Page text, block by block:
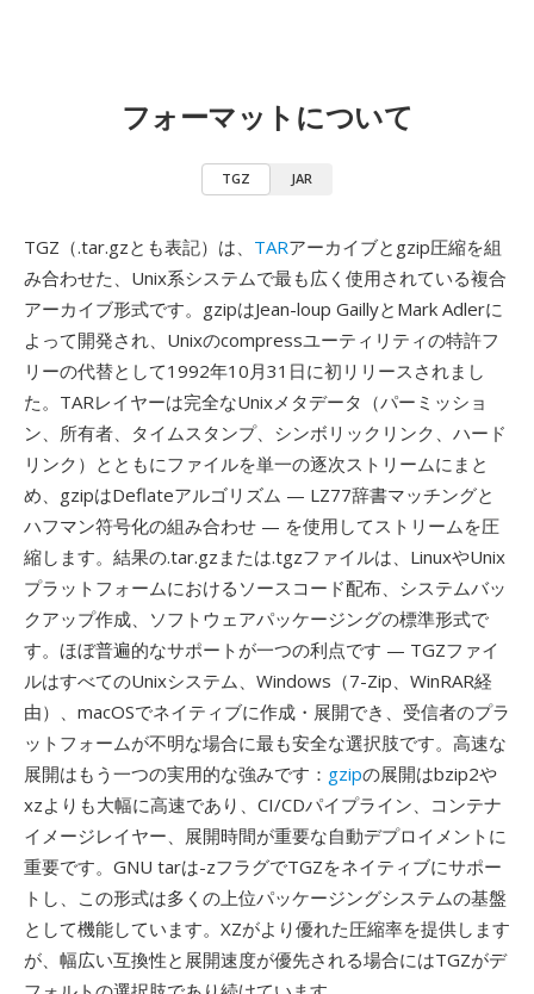
フォーマットについて
TGZ JAR
TGZ（.tar.gzとも表記）は、 TARアーカイブとgzip圧縮を組
み合わせた、Unix系システムで最も広く使用されている複合
アーカイブ形式です。gzipはJean-loup GaillyとMark Adlerに
よって開発され、Unixのcompressユーティリティの特許フ
リーの代替として1992年10月31日に初リリースされまし
た。TARレイヤーは完全なUnixメタデータ（パーミッショ
ン、所有者、タイムスタンプ、シンボリックリンク、ハード
リンク）とともにファイルを単一の逐次ストリームにまと
め、gzipはDeflateアルゴリズム — LZ77辞書マッチングと
ハフマン符号化の組み合わせ — を使用してストリームを圧
縮します。結果の.tar.gzまたは.tgzファイルは、LinuxやUnix
プラットフォームにおけるソースコード配布、システムバッ
クアップ作成、ソフトウェアパッケージングの標準形式で
す。ほぼ普遍的なサポートが一つの利点です — TGZファイ
ルはすべてのUnixシステム、Windows（7-Zip、WinRAR経
由）、macOSでネイティブに作成・展開でき、受信者のプラ
ットフォームが不明な場合に最も安全な選択肢です。高速な
展開はもう一つの実用的な強みです： gzipの展開はbzip2や
xzよりも大幅に高速であり、CI/CDパイプライン、コンテナ
イメージレイヤー、展開時間が重要な自動デプロイメントに
重要です。GNU tarは-zフラグでTGZをネイティブにサポー
トし、この形式は多くの上位パッケージングシステムの基盤
として機能しています。XZがより優れた圧縮率を提供します
が、幅広い互換性と展開速度が優先される場合にはTGZがデ